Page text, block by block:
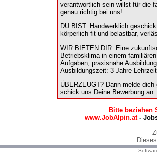
verantwortlich sein willst für die
genau richtig bei uns!
DU BIST: Handwerklich
körperlich fit und belastbar,
WIR BIETEN DIR: Eine
Betriebsklima in einem
Aufgaben, praxisnahe
Ausbildungszeit: 3 Jahre Lehrzeit
ÜBERZEUGT? Dann melde
schick uns Deine Bewerbung
Bitte beziehen
www.JobAlpin.at-